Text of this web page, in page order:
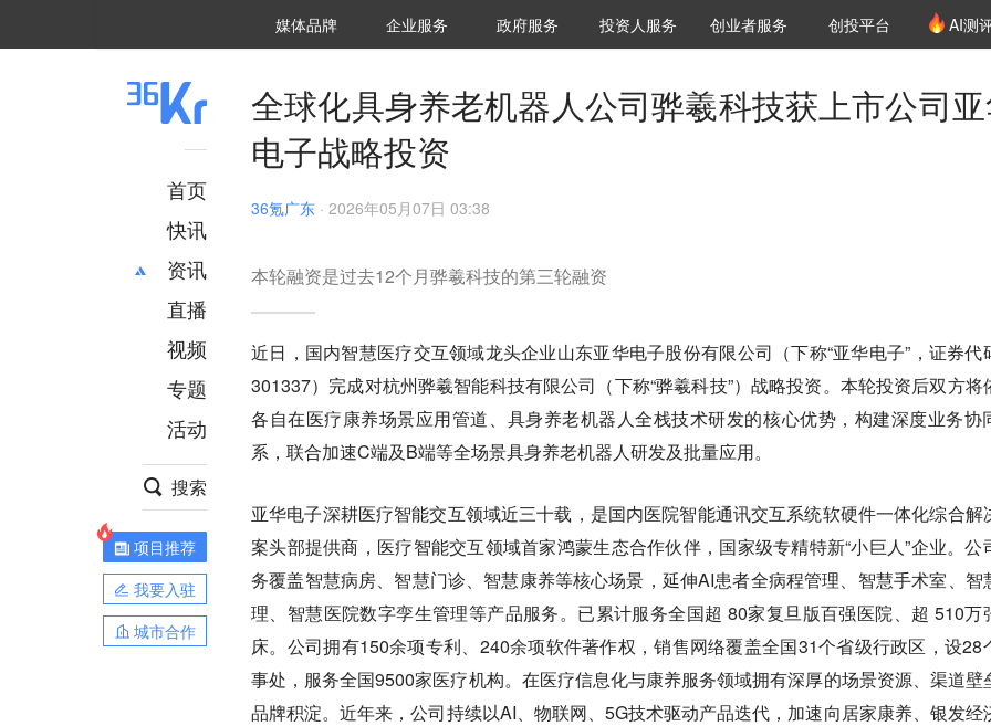
媒体品牌 36Kr研究院
企业服务 城市之窗
政府服务 VClub投资机构库
投资机构职位推介
投资人服务 创投氪堂
创业者服务 创投平台 AI测
首页
快讯
资讯
推荐
财经
项目推荐
安徽
直播
视频
专题
活动
搜索
项目推荐
我要入驻
城市合作
全球化具身养老机器人公司骅羲科技获上市公司
电子战略投资
36氪广东 · 2026年05月07日 03:38
本轮融资是过去12个月骅羲科技的第三轮融资
近日，国内智慧医疗交互领域龙头企业山东亚华电子股份有限公司（下称“亚华电子”，证券代
301337）完成对杭州骅羲智能科技有限公司（下称“骅羲科技”）战略投资。本轮投资后双方将
各自在医疗康养场景应用管道、具身养老机器人全栈技术研发的核心优势，构建深度业务协
系，联合加速C端及B端等全场景具身养老机器人研发及批量应用。
亚华电子深耕医疗智能交互领域近三十载，是国内医院智能通讯交互系统软硬件一体化综合解
案头部提供商，医疗智能交互领域首家鸿蒙生态合作伙伴，国家级专精特新“小巨人”企业。公
务覆盖智慧病房、智慧门诊、智慧康养等核心场景，延伸AI患者全病程管理、智慧手术室、智
理、智慧医院数字孪生管理等产品服务。已累计服务全国超 80家复旦版百强医院、超 510万
床。公司拥有150余项专利、240余项软件著作权，销售网络覆盖全国31个省级行政区，设28
事处，服务全国9500家医疗机构。在医疗信息化与康养服务领域拥有深厚的场景资源、渠道壁
品牌积淀。近年来，公司持续以AI、物联网、5G技术驱动产品迭代，加速向居家康养、银发经